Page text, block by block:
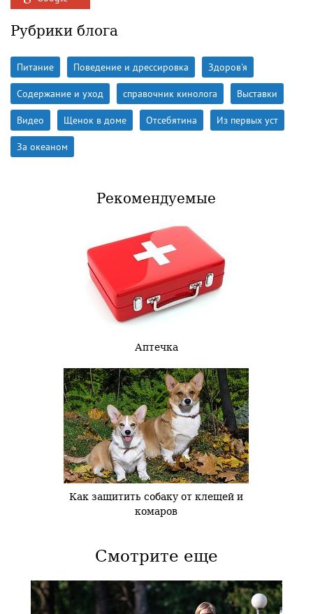
Рубрики блога
Питание Поведение и дрессировка Здоров'я
Содержание и уход справочник кинолога Выставки
Видео Щенок в доме Отсебятина Из первых уст
За океаном
Рекомендуемые
Аптечка
Как защитить собаку от клещей и
комаров
Смотрите еще